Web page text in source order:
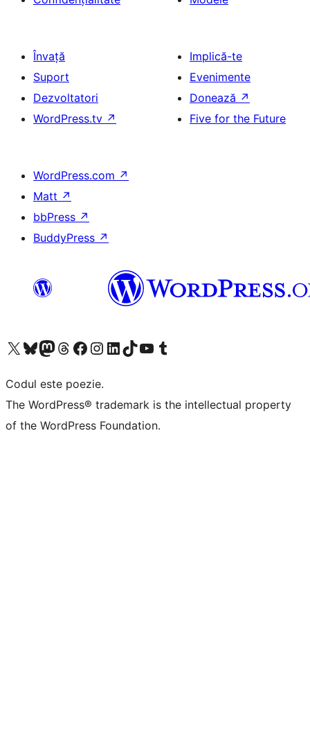
Învață
Suport
Dezvoltatori
WordPress.tv ↗
Implică-te
Evenimente
Donează ↗
Five for the Future
WordPress.com ↗
Matt ↗
bbPress ↗
BuddyPress ↗
Mergi la contul nostru X (fost Twitter)
Vizitează contul nostru Bluesky
Vizitează contul nostru Mastodon
Vizitează contul nostru Threads
Vizitează pagina noastră Facebook
Vizitează-ne pe Instagram
Vizitează-ne pe LinkedIn
Vizitează contul nostru TikTok
Vizitează canalul nostru YouTube
Vizitează contul nostru Tumblr
Codul este poezie.
The WordPress® trademark is the intellectual property
of the WordPress Foundation.